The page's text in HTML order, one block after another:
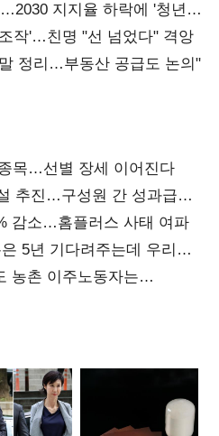
지지율 하락에 '청년
작'…친명 "선 넘었다" 격앙
정리…부동산 공급도 논의"
목…선별 장세 이어진다
추진…구성원 간 성과급
감소…홈플러스 사태 여파
5년 기다려주는데 우리는
족한 코스닥 구하기
농촌 이주노동자는